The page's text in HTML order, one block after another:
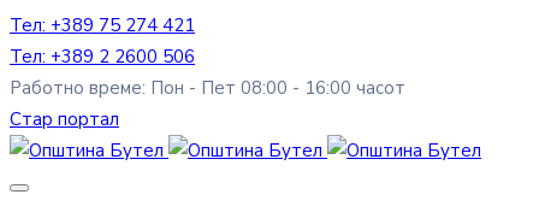
Тел: +389 75 274 421
Тел: +389 2 2600 506
Работно време: Пон - Пет 08:00 - 16:00 часот
Стар портал